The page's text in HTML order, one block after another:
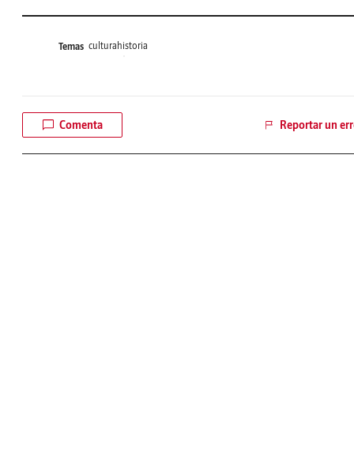
Temas cultura historia
Comenta Reportar un